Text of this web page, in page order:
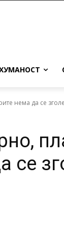
нема да се
се